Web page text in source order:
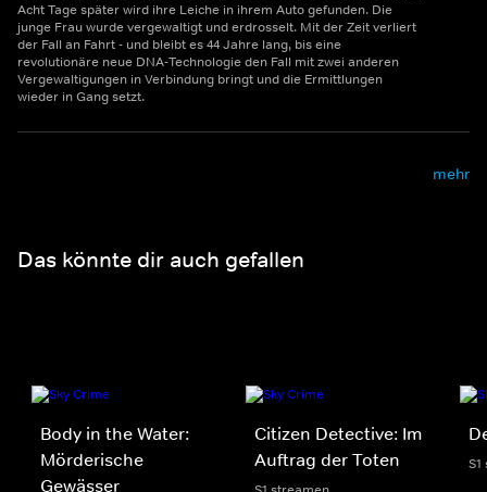
Acht Tage später wird ihre Leiche in ihrem Auto gefunden. Die
junge Frau wurde vergewaltigt und erdrosselt. Mit der Zeit verliert
der Fall an Fahrt - und bleibt es 44 Jahre lang, bis eine
revolutionäre neue DNA-Technologie den Fall mit zwei anderen
Vergewaltigungen in Verbindung bringt und die Ermittlungen
wieder in Gang setzt.
mehr
Das könnte dir auch gefallen
Body in the Water:
Mörderische
Gewässer
Citizen Detective: Im
Auftrag der Toten